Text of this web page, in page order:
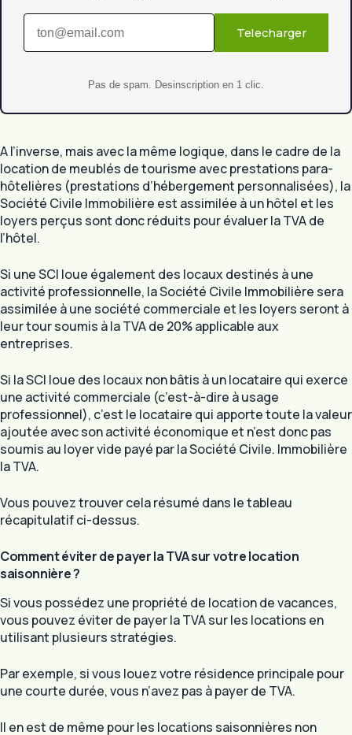
Telecharger
Pas de spam. Desinscription en 1 clic.
A l’inverse, mais avec la même logique, dans le cadre de la
location de meublés de tourisme avec prestations para-
hôtelières (prestations d’hébergement personnalisées), la
Société Civile Immobilière est assimilée à un hôtel et les
loyers perçus sont donc réduits pour évaluer la TVA de
l’hôtel.
Si une SCI loue également des locaux destinés à une
activité professionnelle, la Société Civile Immobilière sera
assimilée à une société commerciale et les loyers seront à
leur tour soumis à la TVA de 20% applicable aux
entreprises.
Si la SCI loue des locaux non bâtis à un locataire qui exerce
une activité commerciale (c’est-à-dire à usage
professionnel), c’est le locataire qui apporte toute la valeur
ajoutée avec son activité économique et n’est donc pas
soumis au loyer vide payé par la Société Civile. Immobilière
la TVA.
Vous pouvez trouver cela résumé dans le tableau
récapitulatif ci-dessus.
Comment éviter de payer la TVA sur votre location
saisonnière ?
Si vous possédez une propriété de location de vacances,
vous pouvez éviter de payer la TVA sur les locations en
utilisant plusieurs stratégies.
Par exemple, si vous louez votre résidence principale pour
une courte durée, vous n’avez pas à payer de TVA.
Il en est de même pour les locations saisonnières non